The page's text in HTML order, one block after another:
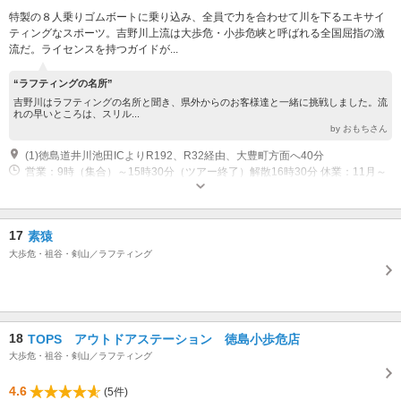
特製の８人乗りゴムボートに乗り込み、全員で力を合わせて川を下るエキサイ
ティングなスポーツ。吉野川上流は大歩危・小歩危峡と呼ばれる全国屈指の激
流だ。ライセンスを持つガイドが...
“ラフティングの名所”
吉野川はラフティングの名所と聞き、県外からのお客様達と一緒に挑戦しました。流
れの早いところは、スリル...
by おもちさん
(1)徳島道井川池田ICよりR192、R32経由、大豊町方面へ40分
営業：9時（集合）～15時30分（ツアー終了）解散16時30分 休業：11月～
3月、営業期間中は平日休（8月10～18日除く）
17 素猿
大歩危・祖谷・剣山／ラフティング
18 TOPS アウトドアステーション 徳島小歩危店
大歩危・祖谷・剣山／ラフティング
4.6
(5件)